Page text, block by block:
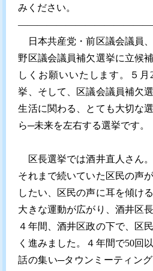
みください。
日本共産党・前区議会議員
野区議会議員補欠選挙に立候
しくお願いいたします。５
挙、そして、区議会議員補欠
生活に関わる、とても大切な
ら─未来を左右する選挙です。
区長選挙では酒井直人さん。
それまで続いていた区民の声
したい、区民の声に耳を傾け
大きな運動が広がり、酒井区
４年間、酒井区政の下で、区
く進みました。４年間で50回
話の集い─タウンミーティン